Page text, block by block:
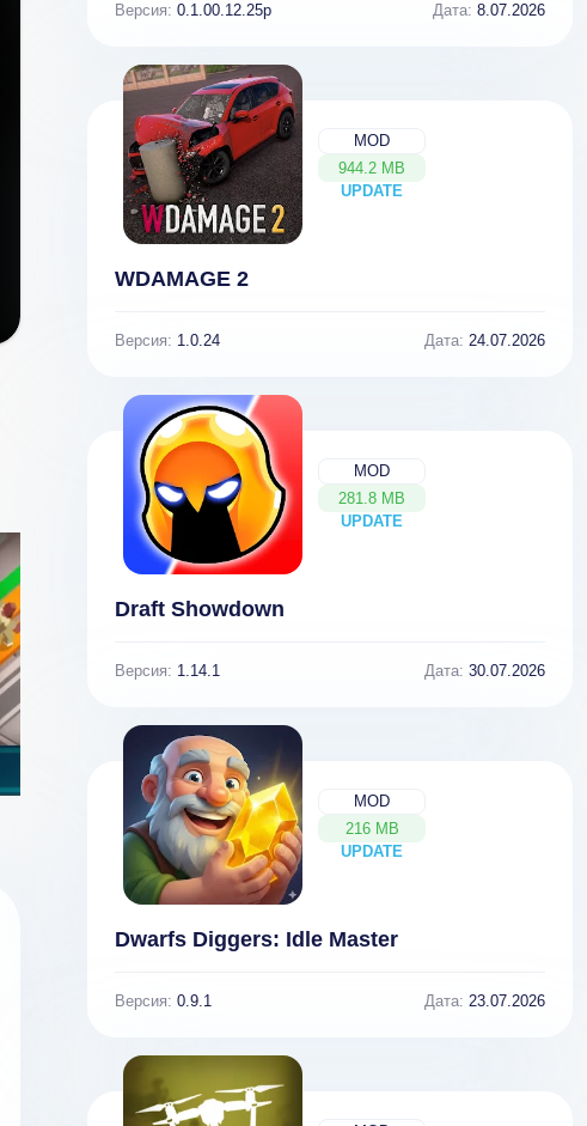
Версия: 0.1.00.12.25p Дата: 8.07.2026
MOD
944.2 MB
UPDATE
NEW
WDAMAGE 2
Версия: 1.0.24 Дата: 24.07.2026
MOD
281.8 MB
UPDATE
NEW
Draft Showdown
Версия: 1.14.1 Дата: 30.07.2026
MOD
216 MB
UPDATE
NEW
Dwarfs Diggers: Idle Master
Версия: 0.9.1 Дата: 23.07.2026